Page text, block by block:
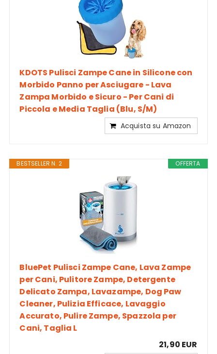
KDOTS Pulisci Zampe Cane in Silicone con
Morbido Panno per Asciugare - Lava
Zampa Morbido e Sicuro - Per Cani di
Piccola e Media Taglia (Blu, S/M)
Acquista su Amazon
OFFERTA
BESTSELLER N. 2
BluePet Pulisci Zampe Cane, Lava Zampe
per Cani, Pulitore Zampe, Detergente
Delicato Zampa, Lavazampe, Dog Paw
Cleaner, Pulizia Efficace, Lavaggio
Accurato, Pulire Zampe, Spazzola per
Cani, Taglia L
21,90 EUR